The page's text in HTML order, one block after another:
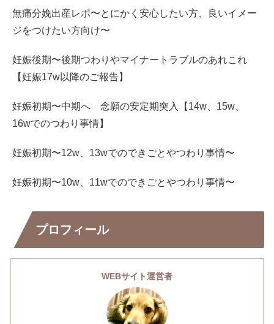
無痛分娩出産レポ〜とにかく安心したい方、良いイメー
ジをつけたい方向け〜
妊娠後期〜後期つわりやマイナートラブルのあれこれ
【妊娠17w以降のご報告】
妊娠初期〜中期へ 念願の安定期突入【14w、15w、
16wでのつわり事情】
妊娠初期〜12w、13wでのできごとやつわり事情〜
妊娠初期〜10w、11wでのできごとやつわり事情〜
プロフィール
WEBサイト運営者